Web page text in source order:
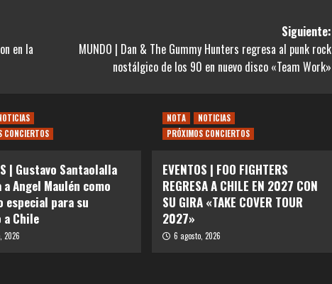
en la
Siguiente:
MUNDO | Dan & The Gummy Hunters regresa al punk rock
nostálgico de los 90 en nuevo disco «Team Work»
CONCIERTOS
| Gustavo Santaolalla
Angel Maulén como
especial para su
a Chile
2026
NOTA
NOTICIAS
PRÓXIMOS CONCIERTOS
EVENTOS | FOO FIGHTERS
REGRESA A CHILE EN 2027 CON
SU GIRA «TAKE COVER TOUR
2027»
6 agosto, 2026